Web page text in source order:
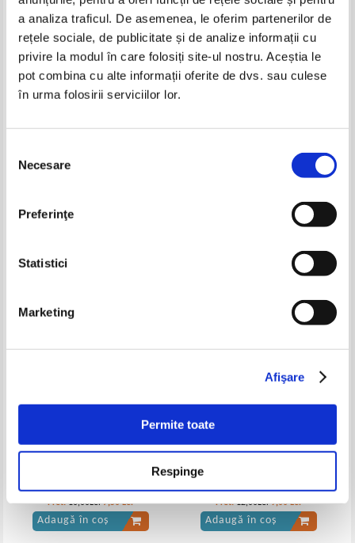
a analiza traficul. De asemenea, le oferim partenerilor de
rețele sociale, de publicitate și de analize informații cu
privire la modul în care folosiți site-ul nostru. Aceștia le
pot combina cu alte informații oferite de dvs. sau culese
în urma folosirii serviciilor lor.
consimțământului
Necesare
Preferinţe
Statistici
Marketing
Afişare
Permite toate
Respinge
-25%
Mereu in grija Lui
Jacqueline Monsigny - Frumoasa
Pret:10,00Lei 7,50 Lei
Adaugă în coș
-25%
Pret:12,00Lei 9,00 Lei
Adaugă în coș